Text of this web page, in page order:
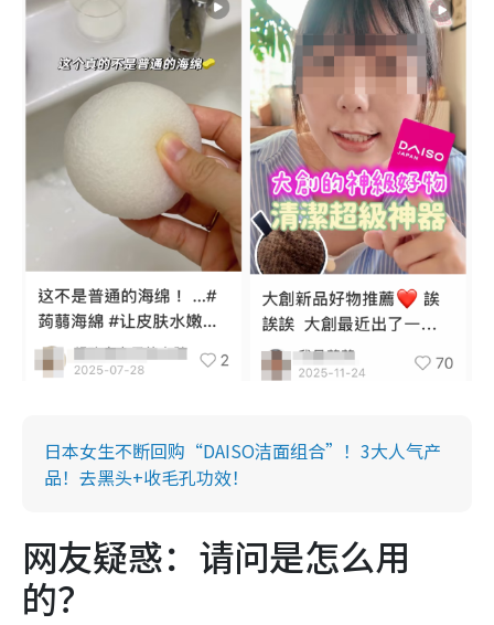
日本女生不断回购“DAISO洁面组合”！3大人气产
品！去黑头+收毛孔功效！
网友疑惑：请问是怎么用
的？